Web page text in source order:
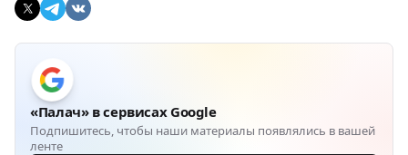
«Палач» в сервисах Google
Подпишитесь, чтобы наши материалы появлялись в вашей
ленте